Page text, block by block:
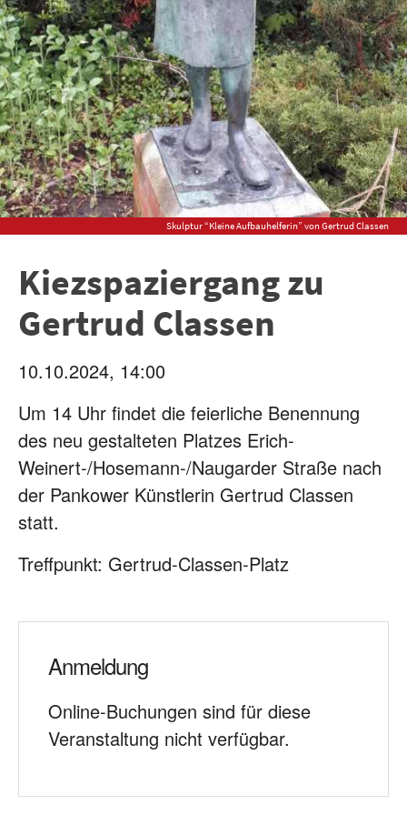
Skulptur “Kleine Aufbauhelferin” von Gertrud Classen
Kiezspaziergang zu
Gertrud Classen
10.10.2024, 14:00
Um 14 Uhr findet die feierliche Benennung
des neu gestalteten Platzes Erich-
Weinert-/Hosemann-/Naugarder Straße nach
der Pankower Künstlerin Gertrud Classen
statt.
Treffpunkt: Gertrud-Classen-Platz
Anmeldung
Online-Buchungen sind für diese
Veranstaltung nicht verfügbar.